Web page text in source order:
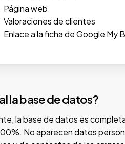
Página web
Valoraciones de clientes
Enlace a la ficha de Google My
la base de datos?
la base de datos es
No aparecen datos